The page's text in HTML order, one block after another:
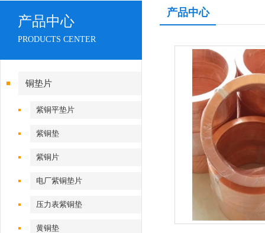
产品中心
PRODUCTS CENTER
铜垫片
紫铜平垫片
紫铜垫
紫铜片
电厂紫铜垫片
压力表紫铜垫
黄铜垫
产品中心